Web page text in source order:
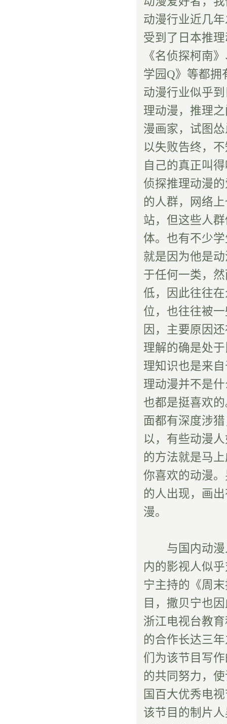
动漫行业近几
受到了日本推
《名侦探柯南
学园Q》等都拥
动漫行业似乎
理动漫，推理
漫画家，试图
以失败告终，
自己的真正叫
侦探推理动漫
的人群，网络
站，但这些人
体。也有不少
就是因为他是
于任何一类，
低，因此往往
位，也往往被
因，主要原因
理解的确是处
理知识也是来
理动漫并不是
也都是挺喜欢
面都有深度涉
以，有些动漫
的方法就是马
你喜欢的动漫
的人出现，画
漫。
与国内动漫
内的影视人似
宁主持的《周
目，撒贝宁也
浙江电视台教
的合作长达三
们为该节目写
的共同努力，
国百大优秀电
该节目的制片